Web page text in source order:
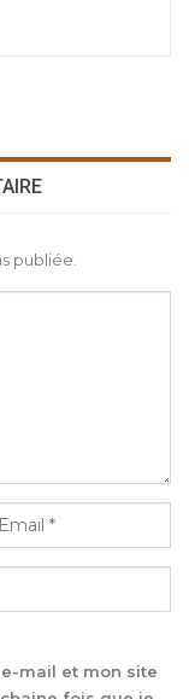
publiée.
mail et mon site